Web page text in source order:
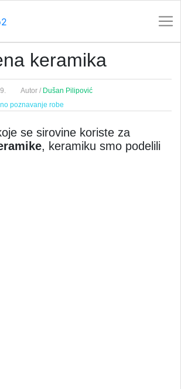
keramika
Autor / Dušan Pilipović
poznavanje robe
se sirovine koriste za
, keramiku smo podelili